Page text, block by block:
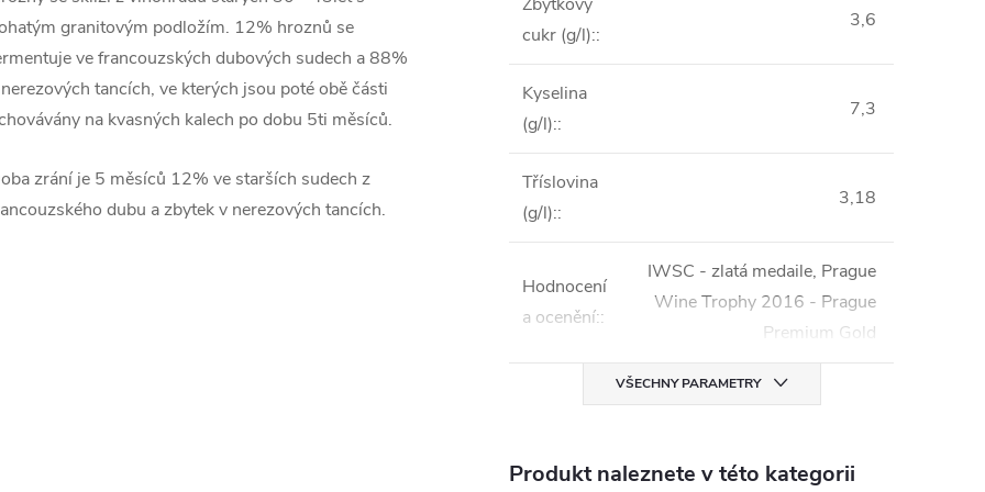
granitovým podložím. 12% hroznů se
ve francouzských dubových sudech a 88%
tancích, ve kterých jsou poté obě části
na kvasných kalech po dobu 5ti měsíců.
zrání je 5 měsíců 12% ve starších sudech z
dubu a zbytek v nerezových tancích.
cukr (g/l)::
3,6
Kyselina
(g/l)::
7,3
Tříslovina
(g/l)::
3,18
Hodnocení
a ocenění::
IWSC - zlatá medaile, Prague
Wine Trophy 2016 - Prague
Premium Gold
VŠECHNY PARAMETRY
Produkt naleznete v této kategorii